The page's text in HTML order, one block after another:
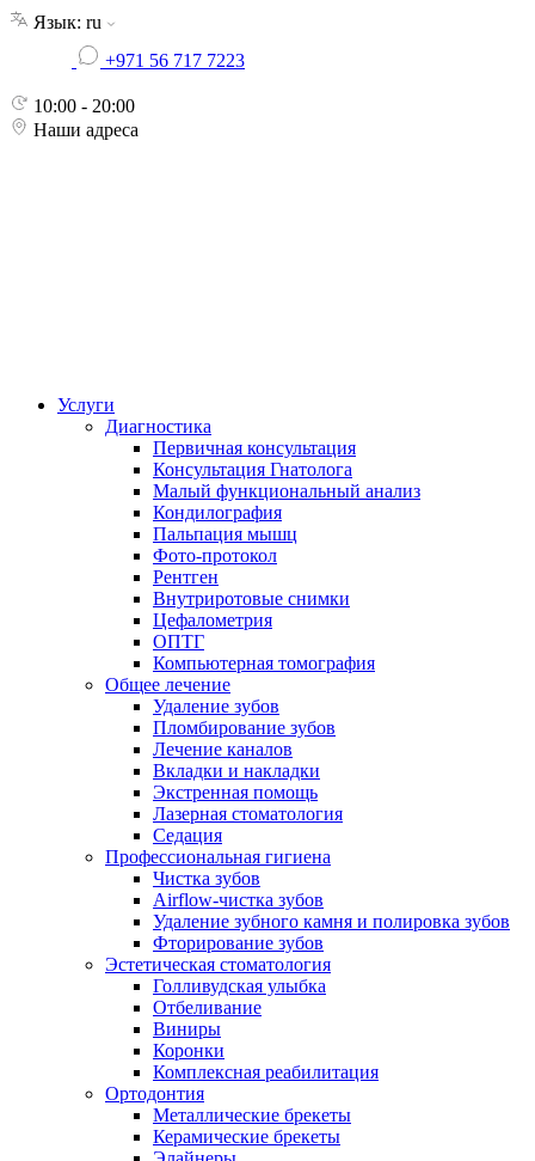
SkipЯзык: ru
+971 56 717 7223
10:00 - 20:00
Наши адреса
Услуги
Диагностика
Первичная консультация
Консультация Гнатолога
Малый функциональный анализ
Кондилография
Пальпация мышц
Фото-протокол
Рентген
Внутриротовые снимки
Цефалометрия
ОПТГ
Компьютерная томография
Общее лечение
Удаление зубов
Пломбирование зубов
Лечение каналов
Вкладки и накладки
Экстренная помощь
Лазерная стоматология
Седация
Профессиональная гигиена
Чистка зубов
Airflow-чистка зубов
Удаление зубного камня и полировка зубов
Фторирование зубов
Эстетическая стоматология
Голливудская улыбка
Отбеливание
Виниры
Коронки
Комплексная реабилитация
Ортодонтия
Металлические брекеты
Керамические брекеты